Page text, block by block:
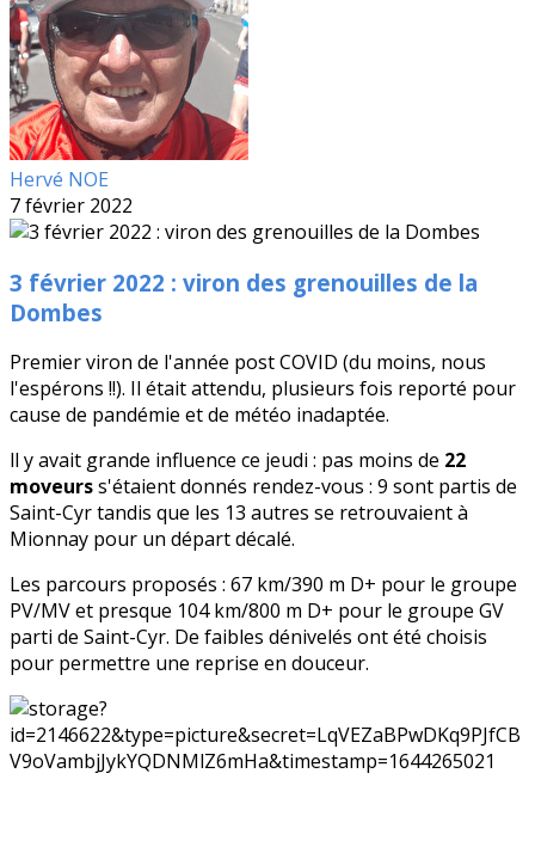
Hervé NOE
7 février 2022
3 février 2022 : viron des grenouilles de la
Dombes
Premier viron de l'année post COVID (du moins, nous
l'espérons !!). Il était attendu, plusieurs fois reporté pour
cause de pandémie et de météo inadaptée.
ll y avait grande influence ce jeudi : pas moins de 22
moveurss'étaient donnés rendez-vous : 9 sont partis de
Saint-Cyr tandis que les 13 autres se retrouvaient à
Mionnay pour un départ décalé.
Les parcours proposés : 67 km/390 m D+ pour le groupe
PV/MV et presque 104 km/800 m D+ pour le groupe GV
parti de Saint-Cyr. De faibles dénivelés ont été choisis
pour permettre une reprise en douceur.